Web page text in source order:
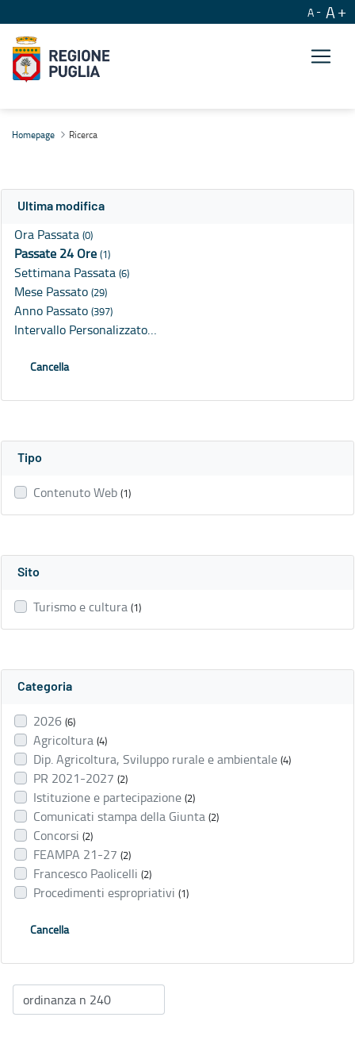
A A
Homepage Ricerca
Ultima modifica
Ora Passata (0)
Passate 24 Ore (1)
Settimana Passata (6)
Mese Passato (29)
Anno Passato (397)
Intervallo Personalizzato…
Cancella
Tipo
Contenuto Web (1)
Sito
Turismo e cultura (1)
Categoria
2026 (6)
Agricoltura (4)
Dip. Agricoltura, Sviluppo rurale e ambientale (4)
PR 2021-2027 (2)
Istituzione e partecipazione (2)
Comunicati stampa della Giunta (2)
Concorsi (2)
FEAMPA 21-27 (2)
Francesco Paolicelli (2)
Procedimenti espropriativi (1)
Cancella